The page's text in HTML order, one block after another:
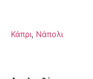
Κάπρι, Νάπολι